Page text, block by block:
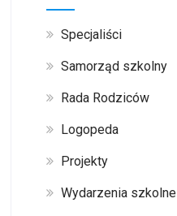
Specjaliści
Samorząd szkolny
Rada Rodziców
Logopeda
Projekty
Wydarzenia szkolne